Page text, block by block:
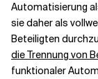
Automatisierung
sie daher als
Beteiligten
die Trennung von
funktionaler